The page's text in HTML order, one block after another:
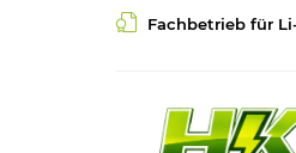
Fachbetrieb für